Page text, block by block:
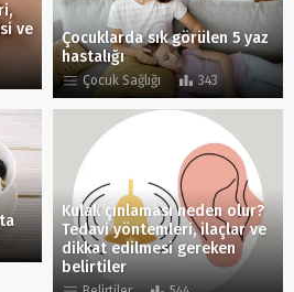
ve
Çocuklarda sık görülen 5 yaz
hastalığı
Çocuk Sağlığı 343
Kulak çınlaması neden olur?
Tedavi yöntemleri, ilaçlar ve
dikkat edilmesi gereken
belirtiler